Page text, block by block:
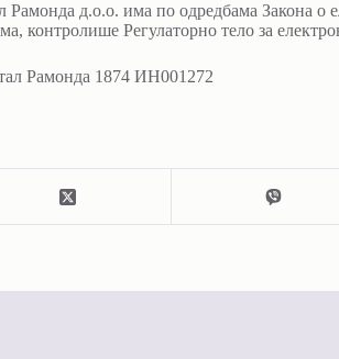
Рамонда д.о.о. има по одредбама Закона
контролише Регулаторно тело за
Рамонда 1874 ИН001272